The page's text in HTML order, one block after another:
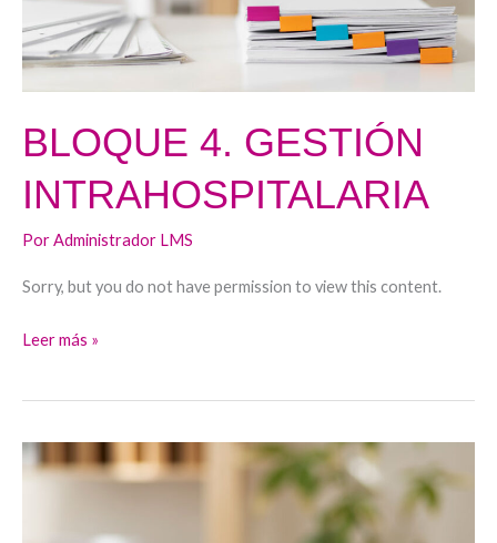
BLOQUE 4. GESTIÓN
INTRAHOSPITALARIA
PorAdministrador LMS
Sorry, but you do not have permission to view this content.
Leer más »
BLOQUE